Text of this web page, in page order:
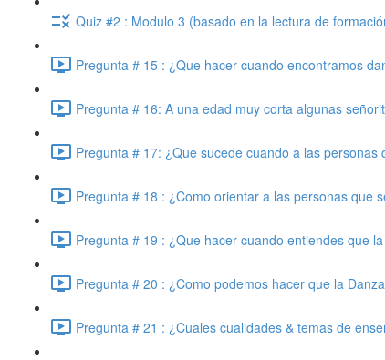
Quiz #2 : Modulo 3 (basado en la lectura de
Pregunta # 15 : ¿Que hacer cuando encontramos
Pregunta # 16: A una edad muy corta algunas
Pregunta # 17: ¿Que sucede cuando a las
Pregunta # 18 : ¿Como orientar a las personas que
Pregunta # 19 : ¿Que hacer cuando entiendes que
Pregunta # 20 : ¿Como podemos hacer que la
Pregunta # 21 : ¿Cuales cualidades & temas de